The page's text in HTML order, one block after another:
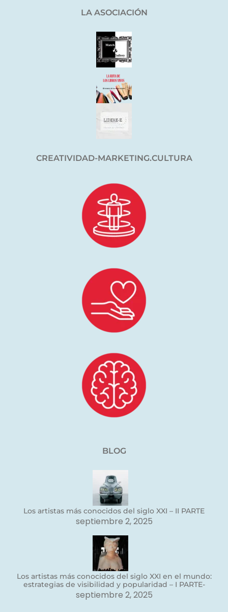
LA ASOCIACIÓN
CREATIVIDAD-MARKETING.CULTURA
BLOG
Los artistas más conocidos del siglo XXI – II PARTE
septiembre 2, 2025
Los artistas más conocidos del siglo XXI en el mundo:
estrategias de visibilidad y popularidad – I PARTE-
septiembre 2, 2025